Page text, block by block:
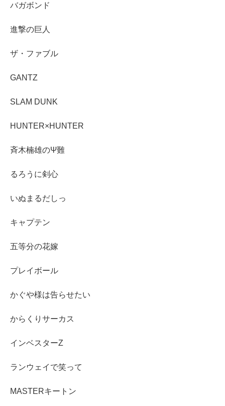
バガボンド
進撃の巨人
ザ・ファブル
GANTZ
SLAM DUNK
HUNTER×HUNTER
斉木楠雄のΨ難
るろうに剣心
いぬまるだしっ
キャプテン
五等分の花嫁
プレイボール
かぐや様は告らせたい
からくりサーカス
インベスターZ
ランウェイで笑って
MASTERキートン